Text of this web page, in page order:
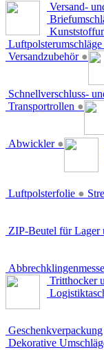
Versand-
Luftpolsterumschläge
Versandzubehör ●
Schnellverschluss-
Transportrollen ●
Abwickler ●
Luftpolsterfolie ●
ZIP-Beutel für Lager
Tritthocker
Geschenkverpackung
Dekorative